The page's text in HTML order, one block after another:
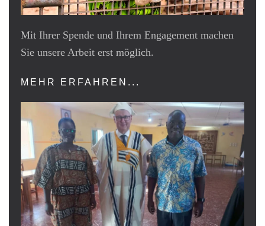
Mit Ihrer Spende und Ihrem Engagement machen
Sie unsere Arbeit erst möglich.
MEHR ERFAHREN...